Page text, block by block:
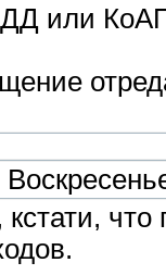
или КоАП
кстати,